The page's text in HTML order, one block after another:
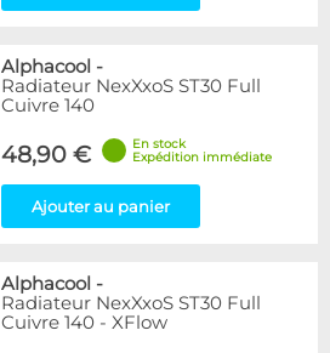
Alphacool -
Radiateur NexXxoS ST30 Full
Cuivre 140
48,90 €
En stock
Expédition immédiate
Ajouter au panier
Alphacool -
Radiateur NexXxoS ST30 Full
Cuivre 140 - XFlow